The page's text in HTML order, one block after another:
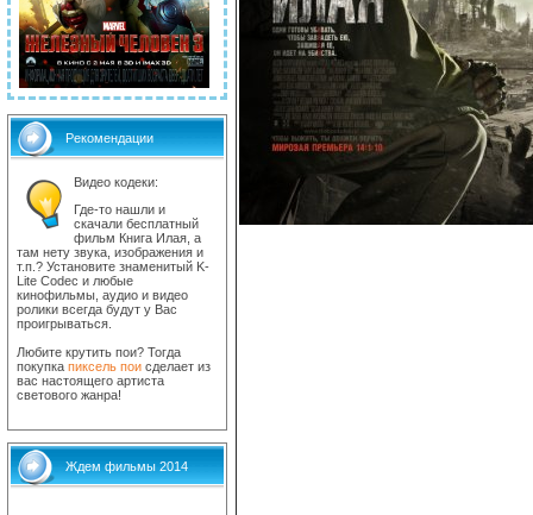
Рекомендации
Видео кодеки:
Где-то нашли и
скачали бесплатный
фильм Книга Илая, а
там нету звука, изображения и
т.п.? Установите знаменитый K-
Lite Codec и любые
кинофильмы, аудио и видео
ролики всегда будут у Вас
проигрываться.
Любите крутить пои? Тогда
покупка пиксель пои сделает из
вас настоящего артиста
светового жанра!
Ждем фильмы 2014